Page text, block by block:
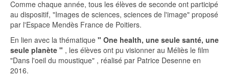
Comme chaque année, tous les élèves de seconde ont participé
au dispositif, "Images de sciences, sciences de l'image" proposé
par l'Espace Mendès France de Poitiers.
En lien avec la thématique " One health, une seule santé, une
seule planète " , les élèves ont pu visionner au Méliès le film
"Dans l'oeil du moustique" , réalisé par Patrice Desenne en
2016.